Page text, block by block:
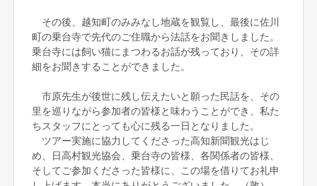
その後、越知町のみみなし地蔵を観覧し、最後に佐川
町の乗台寺で先代のご住職から法話をお聞きしました。
乗台寺には飼い猫にまつわるお話が残っており、その詳
細をお聞きすることができました。
市原先生が後世に残し伝えたいと願った民話を、その
里を巡りながら参加者の皆様と味わうことができ、私た
ちスタッフにとっても心に残る一日となりました。
ツアー実施に協力してくださった高知新聞観光はじ
め、日高村観光協会、乗台寺の皆様、各関係者の皆様、
そしてご参加くださった皆様に、この場を借りてお礼申